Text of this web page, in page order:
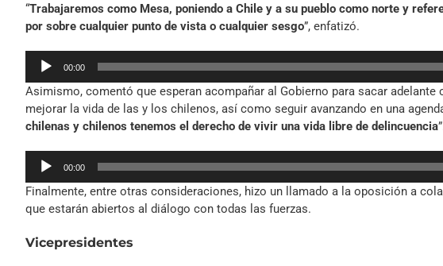
“Trabajaremos como Mesa, poniendo a Chile y a su pueblo como norte y
por sobre cualquier punto de vista o cualquier sesgo”, enfatizó.
Reproductor
audio
00:00
Asimismo, comentó que esperan acompañar al Gobierno para sacar
mejorar la vida de las y los chilenos, así como seguir avanzando en una
chilenas y chilenos tenemos el derecho de vivir una vida libre de delincuencia
Reproductor
audio
00:00
Finalmente, entre otras consideraciones, hizo un llamado a la oposición a
que estarán abiertos al diálogo con todas las fuerzas.
Vicepresidentes